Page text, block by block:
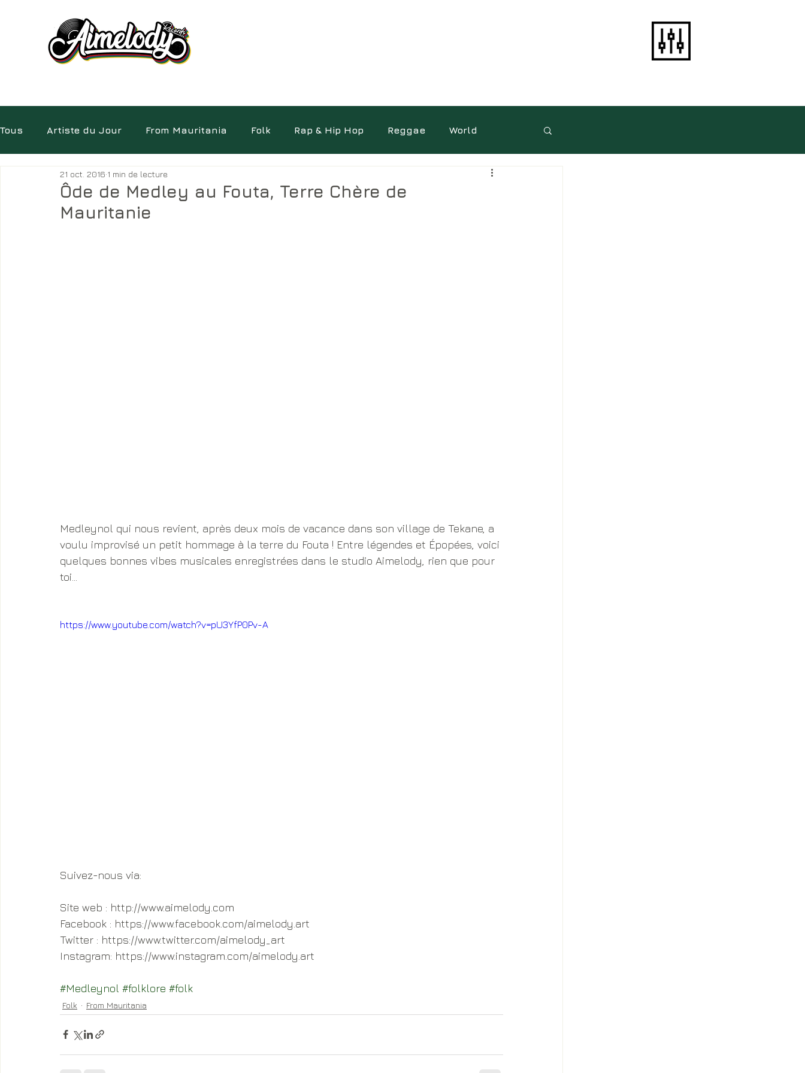
Tous Artiste du Jour From Mauritania Folk Rap & Hip Hop Reggae World
Pépites Album Autres
Ôde de Medley au Fouta, Terre Chère de
Mauritanie
21 oct. 2016 1 min de lecture
Medleynol qui nous revient, après deux mois de vacance dans son village de Tekane, a
voulu improvisé un petit hommage à la terre du Fouta ! Entre légendes et Épopées, voici
quelques bonnes vibes musicales enregistrées dans le studio Aimelody, rien que pour
toi...
https://www.youtube.com/watch?v=pU3YfP0Pv-A
Suivez-nous via:
Site web : http://www.aimelody.com
Facebook : https://www.facebook.com/aimelody.art
Twitter : https://www.twitter.com/aimelody_art
Instagram: https://www.instagram.com/aimelody.art
#Medleynol #folklore #folk
Folk From Mauritania